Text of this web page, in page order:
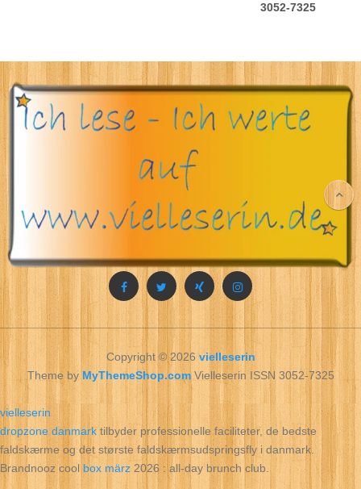
3052-7325
Copyright © 2026vielleserin
Theme by MyThemeShop.comVielleserin ISSN 3052-7325
vielleserin
dropzone danmarktilbyder professionelle faciliteter, de bedste
faldskærme og det største faldskærmsudspringsfly i danmark.
Brandnooz coolbox märz 2026 : all‑day brunch club.